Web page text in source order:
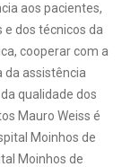
aos pacientes,
dos técnicos da
cooperar com a
da assistência
qualidade dos
Mauro Weiss é
Moinhos de
Moinhos de